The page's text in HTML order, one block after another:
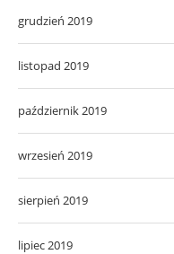
grudzień 2019
listopad 2019
październik 2019
wrzesień 2019
sierpień 2019
lipiec 2019